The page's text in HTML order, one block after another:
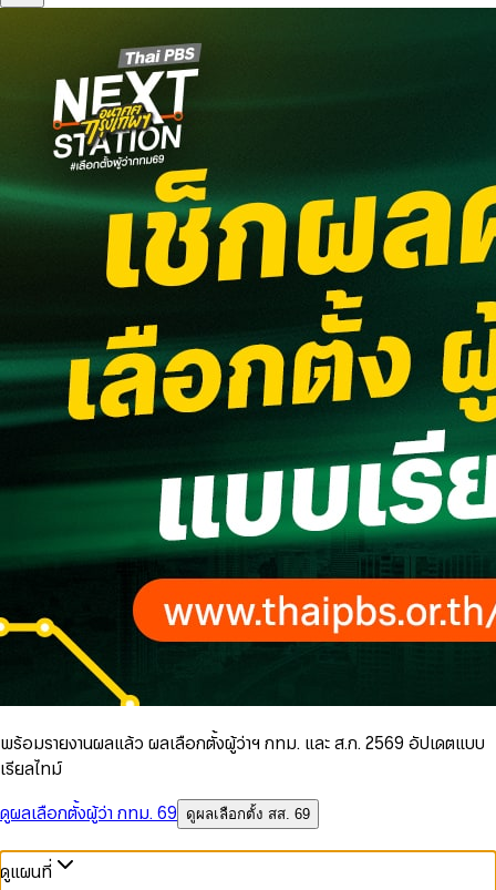
พร้อมรายงานผลแล้ว ผลเลือกตั้งผู้ว่าฯ กทม. และ ส.ก. 2569 อัปเดตแบบ
เรียลไทม์
ดูผลเลือกตั้งผู้ว่า กทม. 69
ดูผลเลือกตั้ง สส. 69
ดูแผนที่